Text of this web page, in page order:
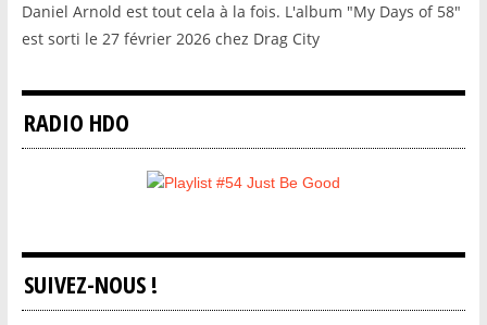
Daniel Arnold est tout cela à la fois. L'album "My Days of 58"
est sorti le 27 février 2026 chez Drag City
RADIO HDO
SUIVEZ-NOUS !